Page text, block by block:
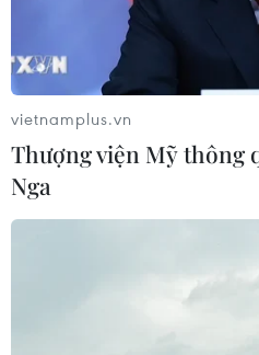
vietnamplus.vn
Thượng viện Mỹ thông
Nga